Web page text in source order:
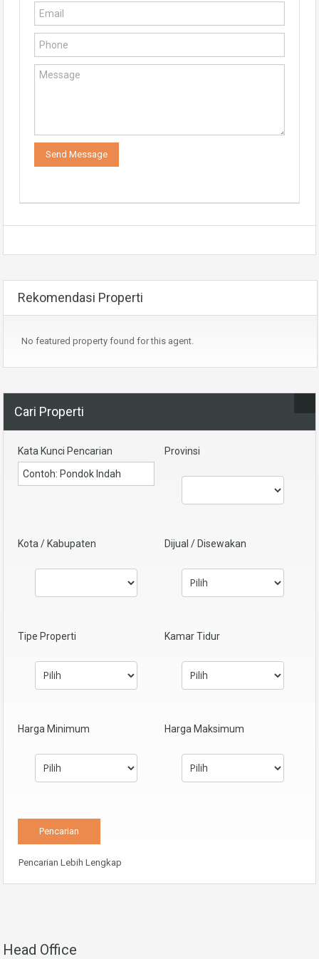
Rekomendasi Properti
No featured property found for this agent.
Cari Properti
Kata Kunci Pencarian Provinsi
Kota / Kabupaten Dijual / Disewakan
Tipe Properti Kamar Tidur
Harga Minimum Harga Maksimum
Pencarian Lebih Lengkap
Head Office